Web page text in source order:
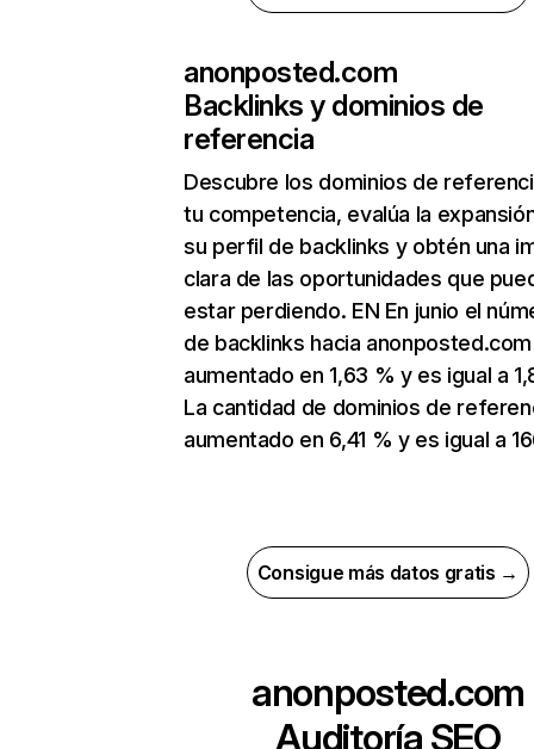
anonposted.com
Backlinks y dominios de
referencia
Descubre los dominios de
tu competencia, evalúa la
su perfil de backlinks y obtén una
clara de las oportunidades que
estar perdiendo. EN En junio el
de backlinks hacia
aumentado en 1,63 % y es igual a
La cantidad de dominios de
aumentado en 6,41 % y es igual a
Consigue más datos gratis →
anonposted.com
Auditoría SEO